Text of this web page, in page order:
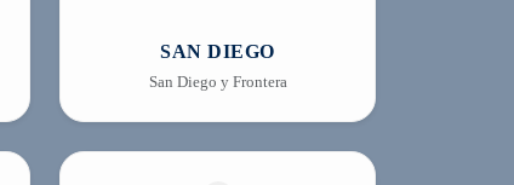
SAN DIEGO
San Diego y Frontera